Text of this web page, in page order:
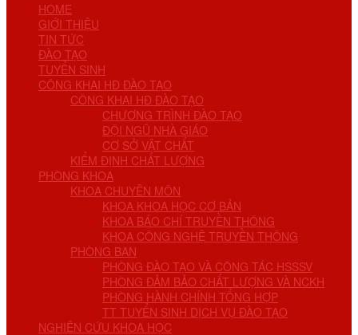
HOME
GIỚI THIỆU
TIN TỨC
ĐÀO TẠO
TUYỂN SINH
CÔNG KHAI HĐ ĐÀO TẠO
CÔNG KHAI HĐ ĐÀO TẠO
CHƯƠNG TRÌNH ĐÀO TẠO
ĐỘI NGŨ NHÀ GIÁO
CƠ SỞ VẬT CHẤT
KIỂM ĐỊNH CHẤT LƯỢNG
PHÒNG KHOA
KHOA CHUYÊN MÔN
KHOA KHOA HỌC CƠ BẢN
KHOA BÁO CHÍ TRUYỀN THÔNG
KHOA CÔNG NGHỆ TRUYỀN THÔNG
PHÒNG BAN
PHÒNG ĐÀO TẠO VÀ CÔNG TÁC HSSSV
PHÒNG ĐẢM BẢO CHẤT LƯỢNG VÀ NCKH
PHÒNG HÀNH CHÍNH TỔNG HỢP
TT TUYỂN SINH DỊCH VỤ ĐÀO TẠO
NGHIÊN CỨU KHOA HỌC